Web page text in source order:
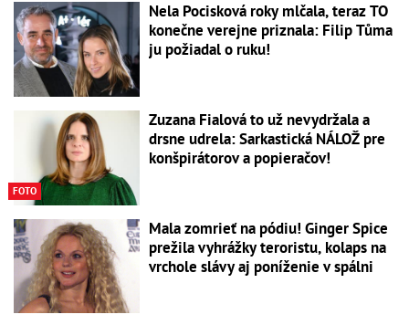
Nela Pocisková roky mlčala, teraz TO
konečne verejne priznala: Filip Tůma
ju požiadal o ruku!
FOTO
Zuzana Fialová to už nevydržala a
drsne udrela: Sarkastická NÁLOŽ pre
konšpirátorov a popieračov!
Mala zomrieť na pódiu! Ginger Spice
prežila vyhrážky teroristu, kolaps na
vrchole slávy aj poníženie v spálni